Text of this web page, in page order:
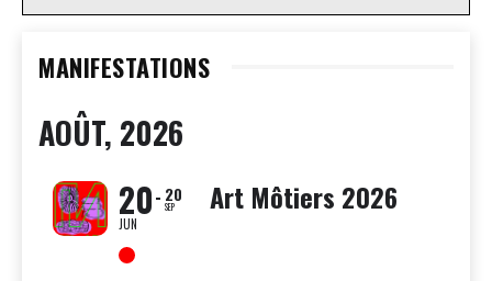
MANIFESTATIONS
AOÛT, 2026
20
JUN
20
SEP Art Môtiers 2026